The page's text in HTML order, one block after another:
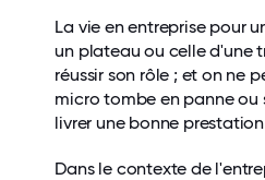
La vie en entreprise pour
un plateau ou celle d'une
réussir son rôle ; et on ne
micro tombe en panne ou
livrer une bonne
Dans le contexte de